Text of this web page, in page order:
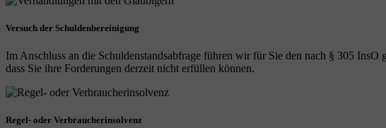
Versuch der Schuldenbereinigung
Im Anschluss an die Schuldenstandsabfrage führen wir für Sie den nach § 305
dass Sie ihre Forderungen derzeit nicht erfüllen können.
Regel- oder Verbraucherinsolvenz